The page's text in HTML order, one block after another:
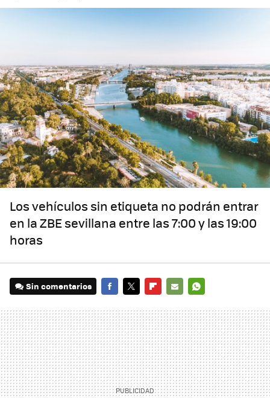
Los vehículos sin etiqueta no podrán entrar
en la ZBE sevillana entre las 7:00 y las 19:00
horas
Sin comentarios
MAIL